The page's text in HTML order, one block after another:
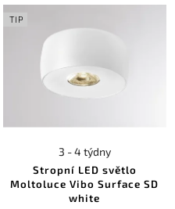
TIP
Stropní LED světlo
Moltoluce Vibo Surface SD
white
3 - 4 týdny